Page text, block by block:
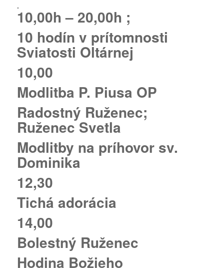
.
10,00h – 20,00h ;
10 hodín v prítomnosti
Sviatosti Oltárnej
10,00
Modlitba P. Piusa OP
Radostný Ruženec;
Ruženec Svetla
Modlitby na príhovor sv.
Dominika
12,30
Tichá adorácia
14,00
Bolestný Ruženec
Hodina Božieho